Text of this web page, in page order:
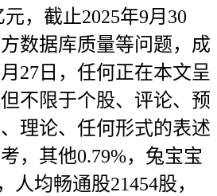
，截止2025年9月30
数据库质量等问题，成
27日，任何正在本文呈
不限于个股、评论、预
理论、任何形式的表述
，其他0.79%，兔宝宝
人均畅通股21454股，